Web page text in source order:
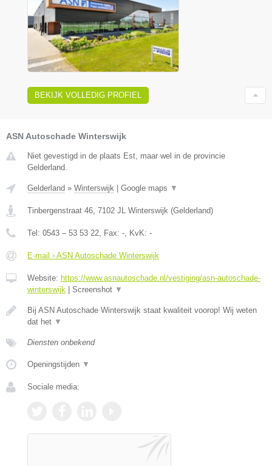
BEKIJK VOLLEDIG PROFIEL
ASN Autoschade Winterswijk
Niet gevestigd in de plaats Est, maar wel in de provincie
Gelderland.
Gelderland » Winterswijk Google maps ▼
Tinbergenstraat 46, 7102 JL Winterswijk (Gelderland)
Tel: 0543 – 53 53 22, Fax: -, KvK: -
E-mail › ASN Autoschade Winterswijk
Website: https://www.asnautoschade.nl/vestiging/asn-autoschade-
winterswijk
Screenshot ▼
Bij ASN Autoschade Winterswijk staat kwaliteit voorop! Wij weten
dat het ▼
Diensten onbekend
Openingstijden ▼
Sociale media: